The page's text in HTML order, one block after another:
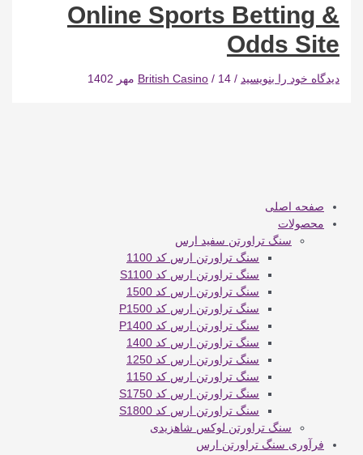
Online Sports Betting &
Odds Site
دیدگاه‌ خود را بنویسید /
British Casino/ 14 مهر 1402
صفحه اصلی
محصولات
سنگ تراورتن سفید ارس
سنگ تراورتن ارس کد 1100
سنگ تراورتن ارس کد S1100
سنگ تراورتن ارس کد 1500
سنگ تراورتن ارس کد P1500
سنگ تراورتن ارس کد P1400
سنگ تراورتن ارس کد 1400
سنگ تراورتن ارس کد 1250
سنگ تراورتن ارس کد 1150
سنگ تراورتن ارس کد S1750
سنگ تراورتن ارس کد S1800
سنگ تراورتن لوکس شاهزیدی
فرآوری سنگ تراورتن ارس